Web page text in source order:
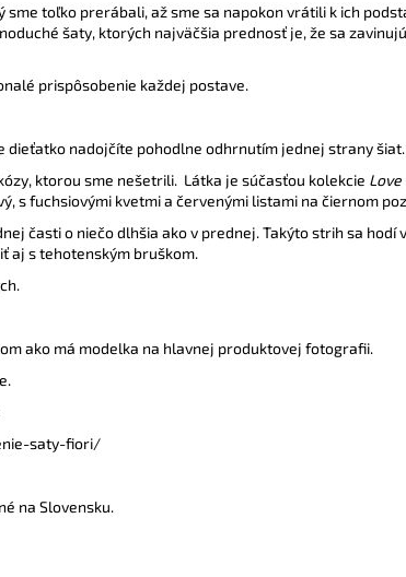
toľko prerábali, až sme sa napokon vrátili k ich
šaty, ktorých najväčšia prednosť je, že sa
prispôsobenie každej postave.
dieťatko nadojčíte pohodlne odhrnutím jednej strany šiat.
ktorou sme nešetrili. Látka je súčasťou kolekcie
s fuchsiovými kvetmi a červenými listami na čiernom
časti o niečo dlhšia ako v prednej. Takýto strih sa hodí
aj s tehotenským bruškom.
ako má modelka na hlavnej produktovej fotografii.
saty-fiori/
na Slovensku.